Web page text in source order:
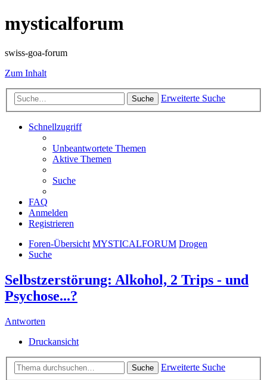
mysticalforum
swiss-goa-forum
Zum Inhalt
Suche Erweiterte Suche
Schnellzugriff
Unbeantwortete Themen
Aktive Themen
Suche
FAQ
Anmelden
Registrieren
Foren-Übersicht MYSTICALFORUM Drogen
Suche
Selbstzerstörung: Alkohol, 2 Trips - und
Psychose...?
Antworten
Druckansicht
Suche
Erweiterte Suche